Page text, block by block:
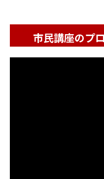
市民講座のプ